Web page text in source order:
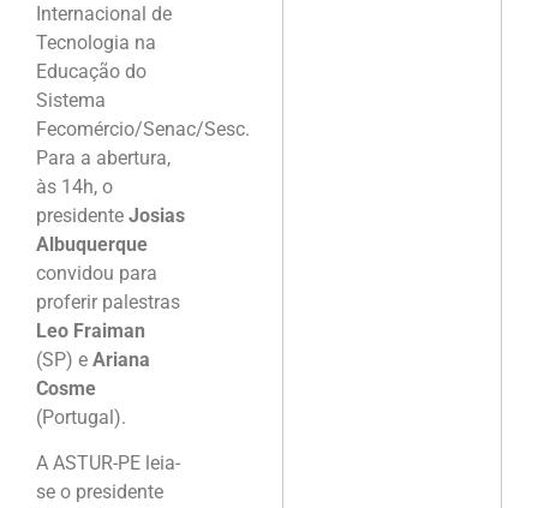
Internacional de
Tecnologia na
Educação do
Sistema
Fecomércio/Senac/Sesc.
Para a abertura,
às 14h, o
presidente Josias
Albuquerque
convidou para
proferir palestras
Leo Fraiman
(SP) e Ariana
Cosme
(Portugal).
A ASTUR-PE leia-
se o presidente